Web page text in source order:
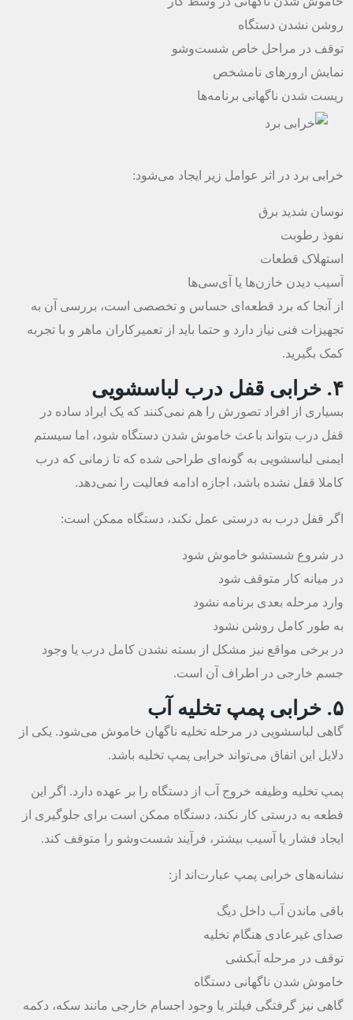
روشن نشدن دستگاه
توقف در مراحل خاص شست‌وشو
نمایش ارورهای نامشخص
ریست شدن ناگهانی برنامه‌ها
خرابی برد در اثر عوامل زیر ایجاد می‌شود:
نوسان شدید برق
نفوذ رطوبت
استهلاک قطعات
آسیب دیدن خازن‌ها یا آی‌سی‌ها
از آنجا که برد قطعه‌ای حساس و تخصصی است، بررسی آن به
تجهیزات فنی نیاز دارد و حتما باید از تعمیرکاران ماهر و با تجربه
کمک بگیرید.
۴. خرابی قفل درب لباسشویی
بسیاری از افراد تصورش را هم نمی‌کنند که یک ایراد ساده در
قفل درب بتواند باعث خاموش شدن دستگاه شود، اما سیستم
ایمنی لباسشویی به گونه‌ای طراحی شده که تا زمانی که درب
کاملا قفل نشده باشد، اجازه ادامه فعالیت را نمی‌دهد.
اگر قفل درب به درستی عمل نکند، دستگاه ممکن است:
در شروع شستشو خاموش شود
در میانه کار متوقف شود
وارد مرحله بعدی برنامه نشود
به طور کامل روشن نشود
در برخی مواقع نیز مشکل از بسته نشدن کامل درب یا وجود
جسم خارجی در اطراف آن است.
۵. خرابی پمپ تخلیه آب
گاهی لباسشویی در مرحله تخلیه ناگهان خاموش می‌شود. یکی از
دلایل این اتفاق می‌تواند خرابی پمپ تخلیه باشد.
پمپ تخلیه وظیفه خروج آب از دستگاه را بر عهده دارد. اگر این
قطعه به درستی کار نکند، دستگاه ممکن است برای جلوگیری از
ایجاد فشار یا آسیب بیشتر، فرآیند شست‌وشو را متوقف کند.
نشانه‌های خرابی پمپ عبارت‌اند از:
باقی ماندن آب داخل دیگ
صدای غیرعادی هنگام تخلیه
توقف در مرحله آبکشی
خاموش شدن ناگهانی دستگاه
گاهی نیز گرفتگی فیلتر یا وجود اجسام خارجی مانند سکه، دکمه